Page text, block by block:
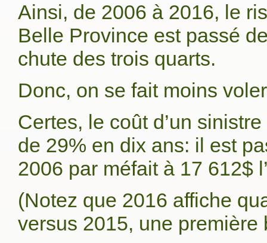
Ainsi, de 2006 à 2016, le
Belle Province est passé
chute des trois quarts.
Donc, on se fait moins
Certes, le coût d’un
de 29% en dix ans: il est
2006 par méfait à 17 612$
(Notez que 2016 affiche
versus 2015, une